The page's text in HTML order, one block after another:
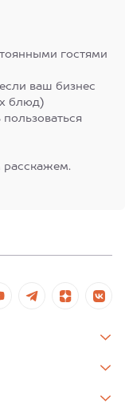
гостями
ваш бизнес
блюд)
расскажем.